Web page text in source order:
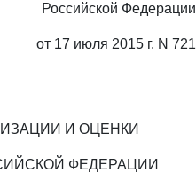
Российской Федерации
от 17 июля 2015 г. N 721
И ОЦЕНКИ
ФЕДЕРАЦИИ